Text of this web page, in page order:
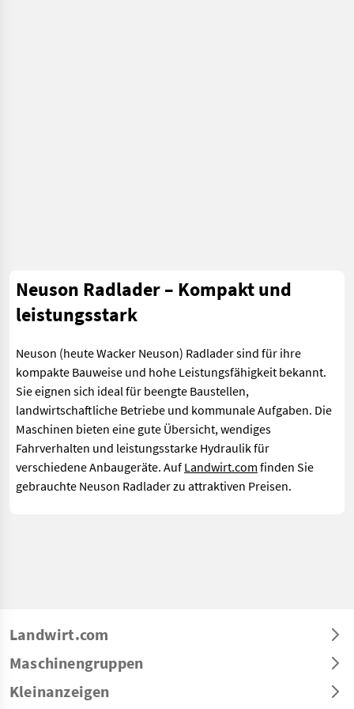
Neuson Radlader – Kompakt und
leistungsstark
Neuson (heute Wacker Neuson) Radlader sind für ihre
kompakte Bauweise und hohe Leistungsfähigkeit bekannt.
Sie eignen sich ideal für beengte Baustellen,
landwirtschaftliche Betriebe und kommunale Aufgaben. Die
Maschinen bieten eine gute Übersicht, wendiges
Fahrverhalten und leistungsstarke Hydraulik für
verschiedene Anbaugeräte. Auf Landwirt.com finden Sie
gebrauchte Neuson Radlader zu attraktiven Preisen.
Landwirt.com
Maschinengruppen
Kleinanzeigen